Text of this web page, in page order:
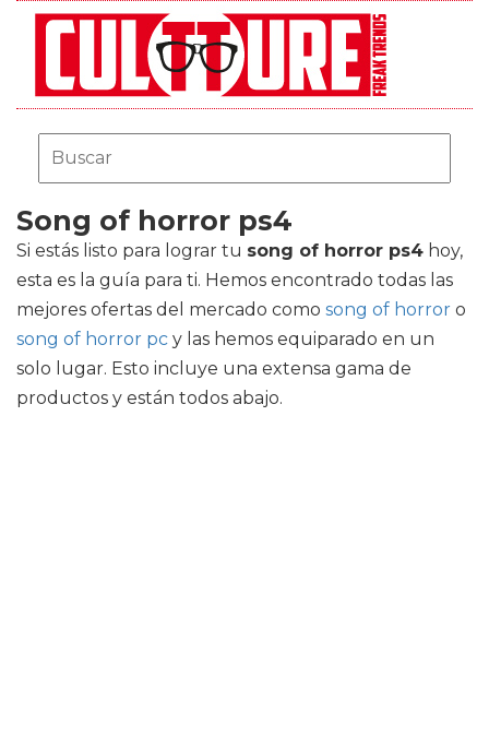
Song of horror ps4
Si estás listo para lograr tu song of horror ps4 hoy,
esta es la guía para ti. Hemos encontrado todas las
mejores ofertas del mercado como song of horror o
song of horror pc y las hemos equiparado en un
solo lugar. Esto incluye una extensa gama de
productos y están todos abajo.